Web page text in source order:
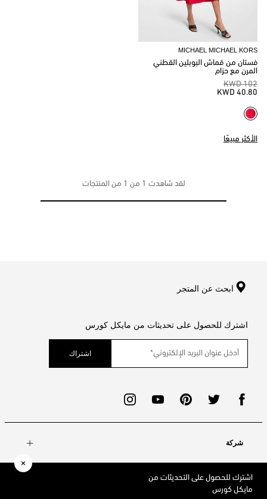
MICHAEL MICHAEL KORS
فستان من قماش البوبلين القطني
المرن مع حزام
102 KWD
40.80 KWD
الأكثر مبيعًا
لقد شاهدت 1 من 1 من المنتجات
اشترك للحصول على التحديثات من
مايكل كورس
ابحث عن المتجر
اشترك للحصول على تحديثات من مايكل كورس
اشتراك
شركة
حسابي